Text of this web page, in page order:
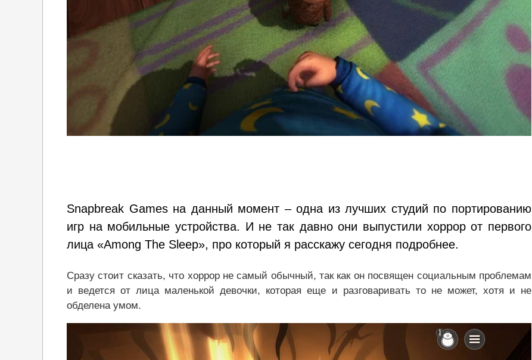
Snapbreak Games на данный момент – одна из лучших студий по портированию
игр на мобильные устройства. И не так давно они выпустили хоррор от первого
лица «Among The Sleep», про который я расскажу сегодня подробнее.
Сразу стоит сказать, что хоррор не самый обычный, так как он посвящен социальным проблемам
и ведется от лица маленькой девочки, которая еще и разговаривать то не может, хотя и не
обделена умом.